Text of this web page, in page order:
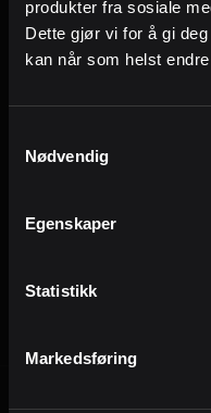
produkter fra sosiale
Dette gjør vi for å gi
kan når som helst
Nødvendig
Egenskaper
Statistikk
Markedsføring